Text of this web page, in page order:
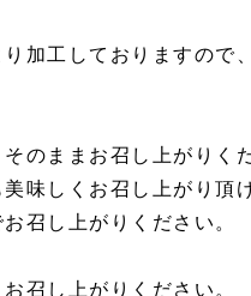
加工しておりますので
のままお召し上がりく
味しくお召し上がり頂
召し上がりください。
召し上がりください。